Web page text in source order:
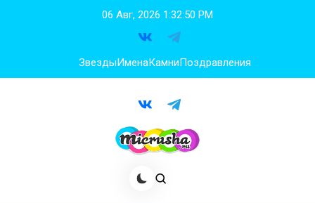
06 Авг, 2026 1:32:50 PM
ЗвездыИменаКамниПоздравления